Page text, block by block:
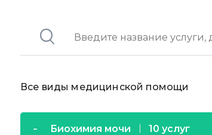
Все виды медицинской помощи
Биохимия мочи 10 услуг